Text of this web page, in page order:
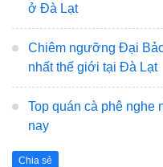
ở Đà Lạt
Chiêm ngưỡng Đại
nhất thế giới tại Đà Lạt
Top quán cà phê nghe
nay
Chia sẻ